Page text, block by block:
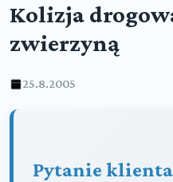
Kolizja
zwierzyną
25.8.2005
Pytanie